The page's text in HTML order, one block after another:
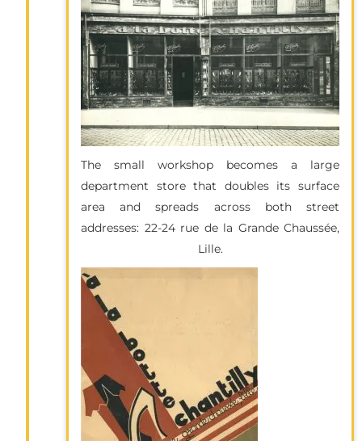
The small workshop becomes a large
department store that doubles its surface
area and spreads across both street
addresses: 22-24 rue de la Grande Chaussée,
Lille.